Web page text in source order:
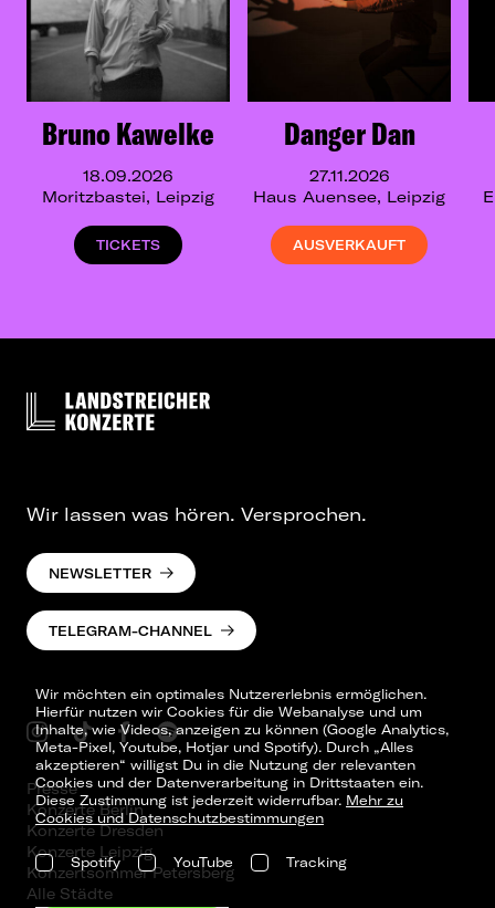
Bruno Kawelke
18.09.2026
Moritzbastei, Leipzig
TICKETS
Danger Dan
27.11.2026
Haus Auensee, Leipzig
AUSVERKAUFT
Wir möchten ein optimales Nutzererlebnis ermöglichen.
Hierfür nutzen wir Cookies für die Webanalyse und um
Inhalte, wie Videos, anzeigen zu können (Google Analytics,
Meta-Pixel, Youtube, Hotjar und Spotify). Durch „Alles
akzeptieren“ willigst Du in die Nutzung der relevanten
Cookies und der Datenverarbeitung in Drittstaaten ein.
Diese Zustimmung ist jederzeit widerrufbar. Mehr zu
Cookies und Datenschutzbestimmungen
Spotify YouTube Tracking
Wir lassen was hören. Versprochen.
NEWSLETTER
TELEGRAM-CHANNEL
Presse
Konzerte Berlin
Konzerte Dresden
Konzerte Leipzig
Konzertsommer Petersberg
Alle Städte